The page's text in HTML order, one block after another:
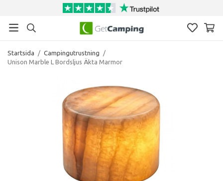
Startsida / Campingutrustning
/
Unison Marble L Bordsljus Äkta Marmor